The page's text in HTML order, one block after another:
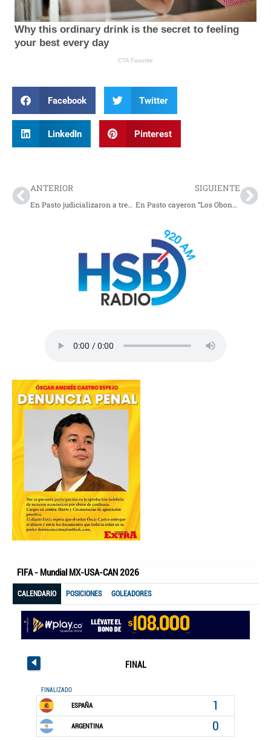
Facebook Twitter
LinkedIn Pinterest
ANTERIOR
En Pasto judicializaron a tres integrantes de una familia por tortura y secuestro
SIGUIENTE
En Pasto cayeron “Los Obonuco” por comercializar estupefacientes